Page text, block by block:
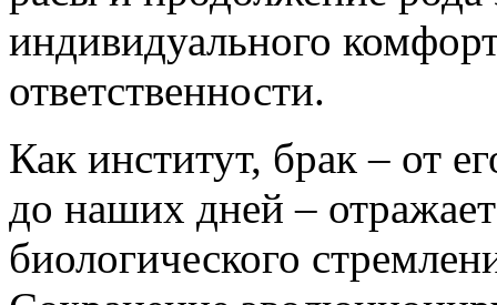
индивидуального
ответственности.
Как институт, брак – от
до наших дней –
биологического